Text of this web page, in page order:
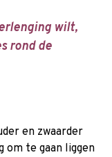
wilt,
rond de
en zwaarder
om te gaan liggen